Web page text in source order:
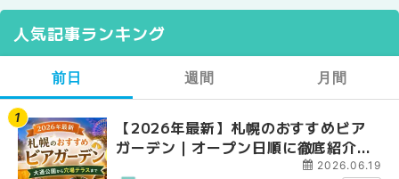
人気記事ランキング
前日
【2026年最新】札幌のおすすめビア
ガーデン｜オープン日順に徹底紹介！
大通公園から穴場テラスまで | MouLa
2026.06.19
週間
【2026年最新】札幌
ガーデン｜オープン日
大通公園から穴場テ
月間
【2026年最新】札幌
ガーデン｜オープン日
大通公園から穴場テ